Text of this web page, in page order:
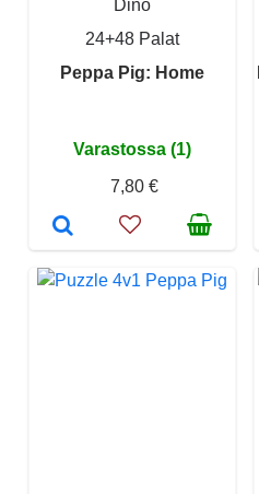
Dino
24+48 Palat
Peppa Pig: Home
Varastossa (1)
7,80 €